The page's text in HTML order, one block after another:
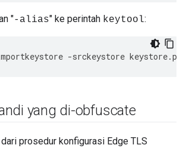
"-alias" ke perintah keytool:
-srckeystore keystore.
yang di-obfuscate
prosedur konfigurasi Edge TLS